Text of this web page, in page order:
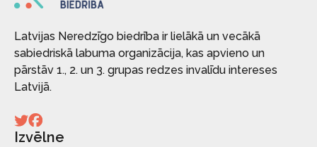
Latvijas Neredzīgo biedrība ir lielākā un vecākā
sabiedriskā labuma organizācija, kas apvieno un
pārstāv 1., 2. un 3. grupas redzes invalīdu intereses
Latvijā.
Izvēlne